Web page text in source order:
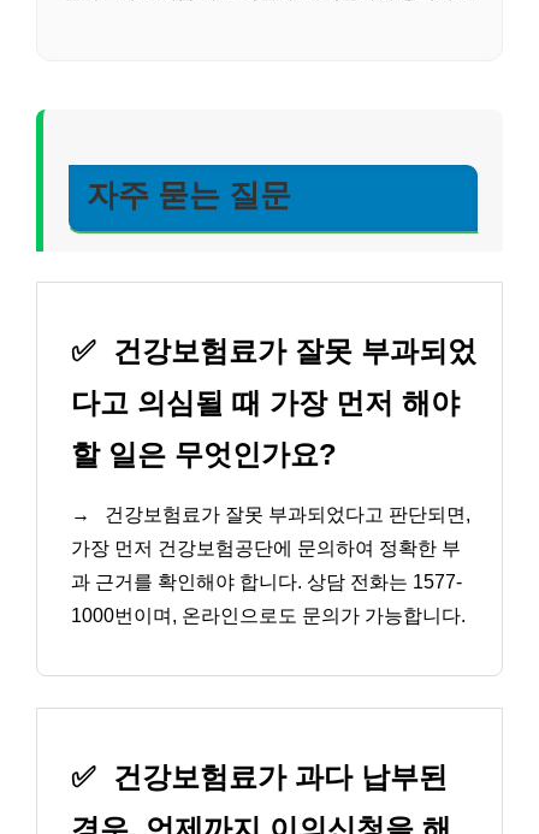
자주 묻는 질문
✅
건강보험료가 잘못 부과되었
다고 의심될 때 가장 먼저 해야
할 일은 무엇인가요?
→
건강보험료가 잘못 부과되었다고 판단되면,
가장 먼저 건강보험공단에 문의하여 정확한 부
과 근거를 확인해야 합니다. 상담 전화는 1577-
1000번이며, 온라인으로도 문의가 가능합니다.
✅
건강보험료가 과다 납부된